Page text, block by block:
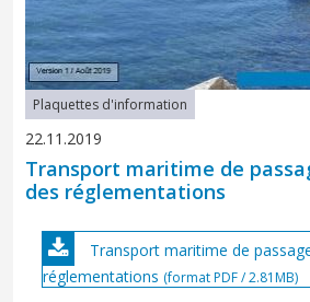
Plaquettes d'information
22.11.2019
Transport maritime de
des réglementations
Transport maritime de
réglementations (format PDF / 2.81MB)